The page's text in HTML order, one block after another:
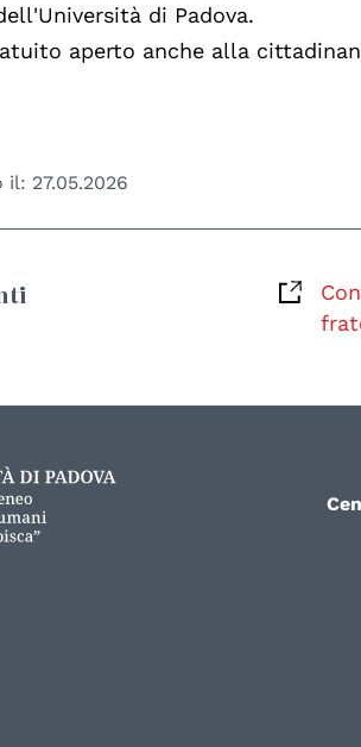
di Padova.
aperto anche alla
il: 27.05.2026